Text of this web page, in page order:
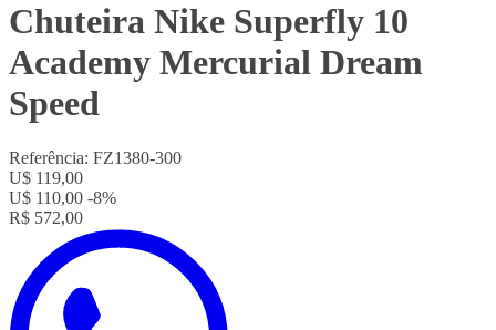
Chuteira Nike Superfly 10
Academy Mercurial Dream
Speed
Referência: FZ1380-300
U$ 119,00
U$ 110,00 -8%
R$ 572,00